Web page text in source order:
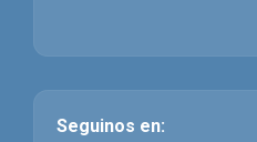
Seguinos en: